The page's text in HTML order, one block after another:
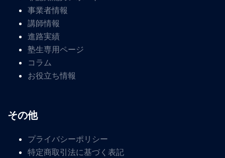
事業者情報
講師情報
進路実績
塾生専用ページ
コラム
お役立ち情報
その他
プライバシーポリシー
特定商取引法に基づく表記